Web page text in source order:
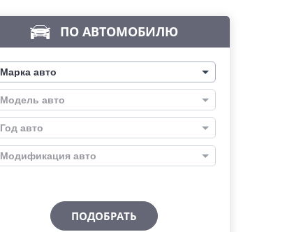
ПО АВТОМОБИЛЮ
Марка авто
Модель авто
Год авто
Модификация авто
ПОДОБРАТЬ